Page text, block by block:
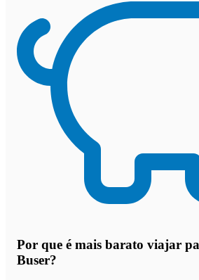
Por que é mais barato viajar
Buser?